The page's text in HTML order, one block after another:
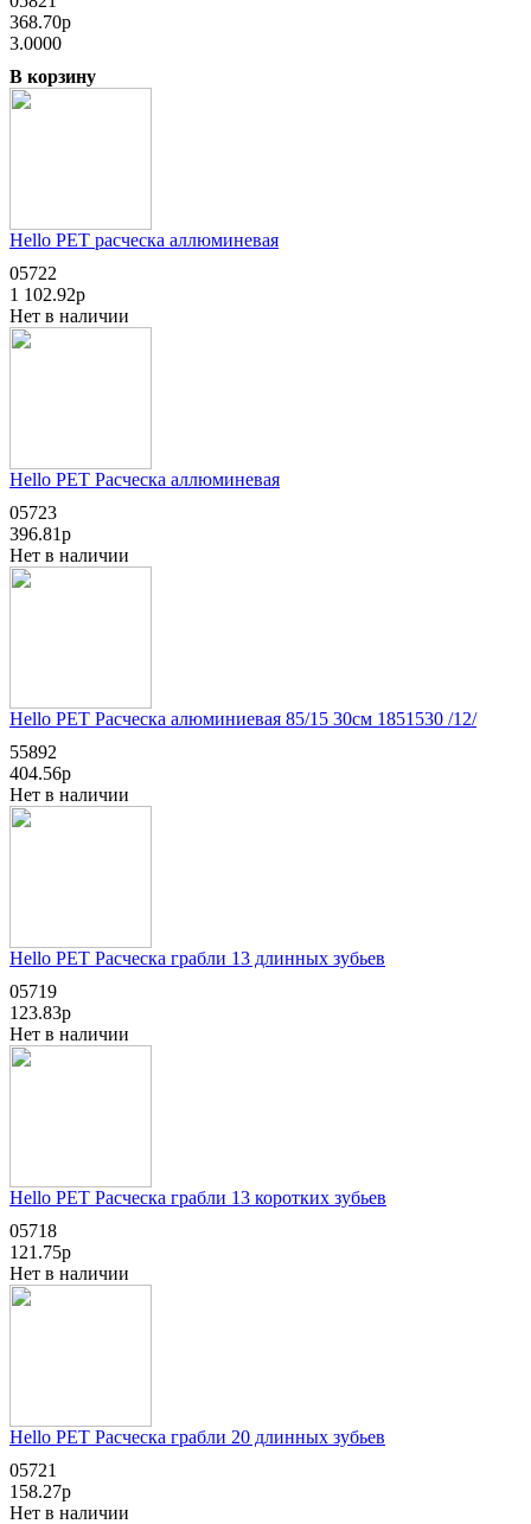
368.70р
3.0000
В корзину
Hello PET расческа аллюминевая
05722
1 102.92р
Нет в наличии
Hello PET Расческа аллюминевая
05723
396.81р
Нет в наличии
Hello PET Расческа алюминиевая 85/15 30см 1851530 /12/
55892
404.56р
Нет в наличии
Hello PET Расческа грабли 13 длинных зубьев
05719
123.83р
Нет в наличии
Hello PET Расческа грабли 13 коротких зубьев
05718
121.75р
Нет в наличии
Hello PET Расческа грабли 20 длинных зубьев
05721
158.27р
Нет в наличии